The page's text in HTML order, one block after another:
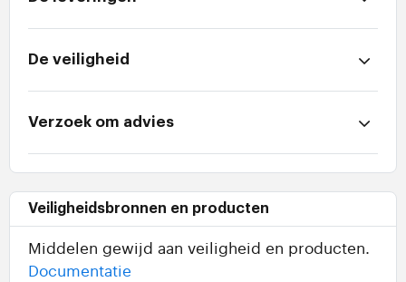
De veiligheid
Verzoek om advies
Veiligheidsbronnen en producten
Middelen gewijd aan veiligheid en producten.
Documentatie